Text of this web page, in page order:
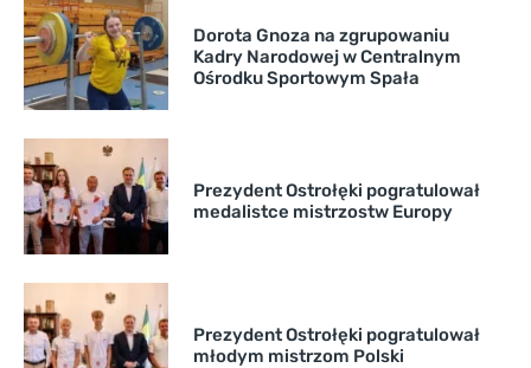
Dorota Gnoza na zgrupowaniu
Kadry Narodowej w Centralnym
Ośrodku Sportowym Spała
Prezydent Ostrołęki pogratulował
medalistce mistrzostw Europy
Prezydent Ostrołęki pogratulował
młodym mistrzom Polski